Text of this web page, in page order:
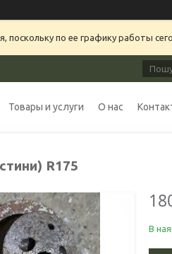
по ее графику работы
Товары и услуги О нас
R175
В